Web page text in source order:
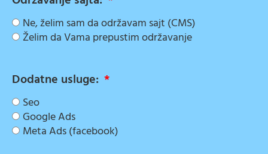
Ne, želim sam da održavam sajt (CMS)
Želim da Vama prepustim održavanje
Dodatne usluge:
Seo
Google Ads
Meta Ads (facebook)